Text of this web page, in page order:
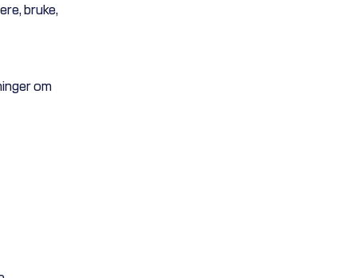
bruke,
om